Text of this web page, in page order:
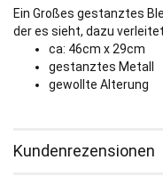
Ein Großes gestanztes
der es sieht, dazu
ca: 46cm x 29cm
gestanztes Metall
gewollte Alterung
Kundenrezensionen